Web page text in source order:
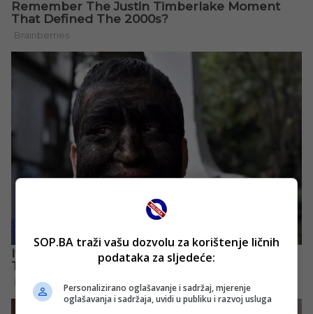
SOP.BA traži vašu dozvolu za korištenje ličnih
podataka za sljedeće:
Personalizirano oglašavanje i sadržaj, mjerenje
oglašavanja i sadržaja, uvidi u publiku i razvoj usluga